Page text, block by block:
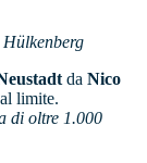
da Nico
limite.
di oltre 1.000